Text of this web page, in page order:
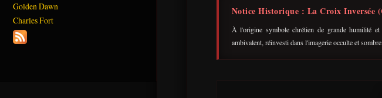
Golden Dawn
Charles Fort
Notice Historique : La Croix Inversée
À l'origine symbole chrétien de grande humilité
ambivalent, réinvesti dans l'imagerie occulte et